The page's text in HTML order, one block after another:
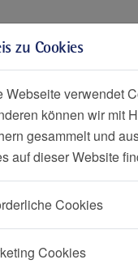
Social
zu Cookies
Webseite verwendet
können wir mit
gesammelt und
auf dieser Website
Cookies
Cookies